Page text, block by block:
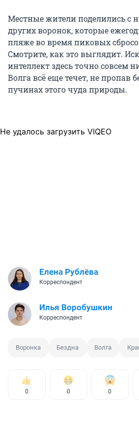
Местные жители поделились с
других воронок, которые
пляже во время пиковых
Смотрите, как это выглядит.
интеллект здесь точно совсем
Волга всё еще течет, не пропав
пучинах этого чуда природы.
Не удалось загрузить VIQEO
Елена Рублёва
Корреспондент
Илья Воробушкин
Корреспондент
Воронка Бездна Волга
0 0 0